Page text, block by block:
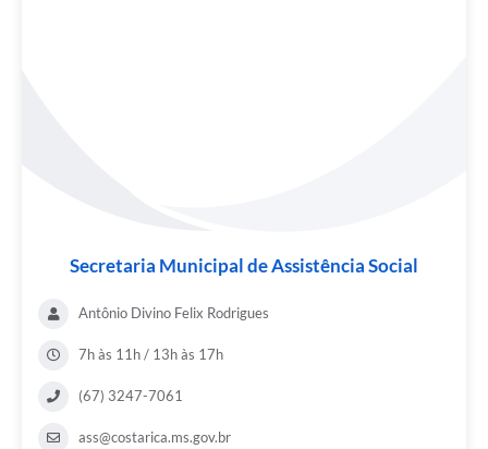
Secretaria Municipal de Assistência Social
Antônio Divino Felix Rodrigues
7h às 11h / 13h às 17h
(67) 3247-7061
ass@costarica.ms.gov.br